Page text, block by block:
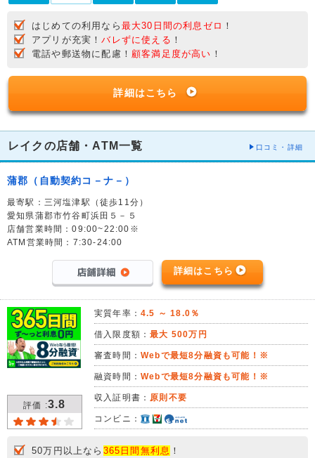
はじめての利用なら 最大30日間の利息ゼロ ！
アプリが充実！バレずに使える ！
電話や郵送物に配慮！ 顧客満足度が高い ！
詳細はこちら
レイクの店舗・ATM一覧 口コミ・詳細
蒲郡（自動契約コ－ナ－）
最寄駅：三河塩津駅（徒歩11分）
愛知県蒲郡市竹谷町浜田５－５
店舗営業時間：09:00~22:00※
ATM営業時間：7:30-24:00
詳細はこちら
評価 :3.8
実質年率： 4.5 ～ 18.0％
借入限度額：最大 500万円
審査時間： Webで最短8分融資も可能！※
融資時間： Webで最短8分融資も可能！※
収入証明書： 原則不要
コンビニ：
50万円以上なら 365日間無利息 ！